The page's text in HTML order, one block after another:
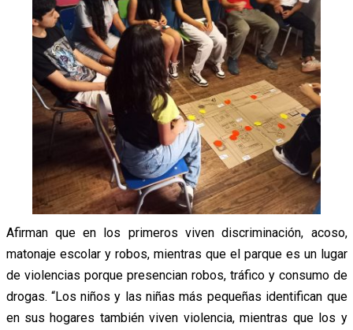
Afirman que en los primeros viven discriminación, acoso,
matonaje escolar y robos, mientras que el parque es un lugar
de violencias porque presencian robos, tráfico y consumo de
drogas. “Los niños y las niñas más pequeñas identifican que
en sus hogares también viven violencia, mientras que los y